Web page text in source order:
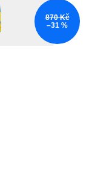
870 Kč
–31 %